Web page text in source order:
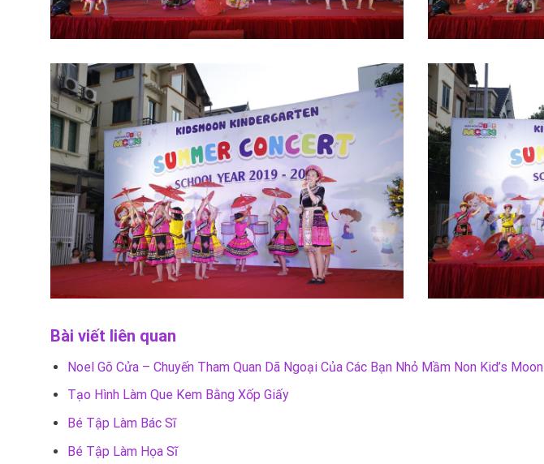
Bài viết liên quan
Noel Gõ Cửa – Chuyến Tham Quan Dã Ngoại Của Các Bạn Nhỏ Mầm Non Kid’s Moon
Tạo Hình Làm Que Kem Bằng Xốp Giấy
Bé Tập Làm Bác Sĩ
Bé Tập Làm Họa Sĩ